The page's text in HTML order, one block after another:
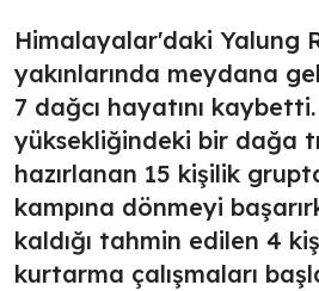
Himalayalar'daki Yalung
yakınlarında meydana
7 dağcı hayatını
yüksekliğindeki bir dağa
hazırlanan 15 kişilik
kampına dönmeyi
kaldığı tahmin edilen 4
kurtarma çalışmaları